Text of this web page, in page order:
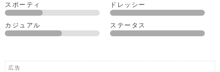
スポーティ ドレッシー
カジュアル ステータス
広告